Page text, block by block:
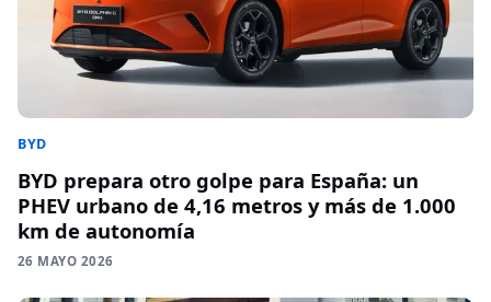
BYD
BYD prepara otro golpe para España: un
PHEV urbano de 4,16 metros y más de 1.000
km de autonomía
26 MAYO 2026